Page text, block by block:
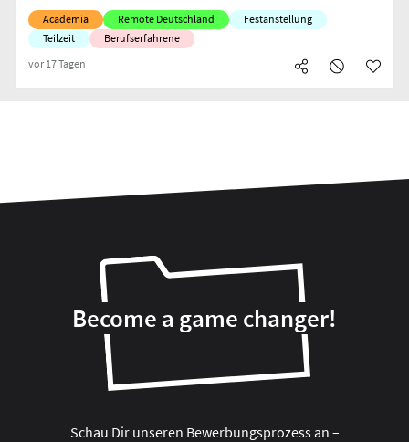
Academia Remote Deutschland
Festanstellung
Teilzeit
Berufserfahrene
vor 17 Tagen
Become a game changer!
Schau Dir unseren Bewerbungsprozess an –